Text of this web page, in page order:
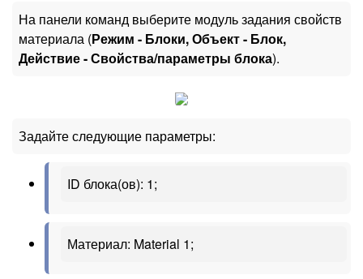
На панели команд выберите модуль задания свойств
материала (Режим - Блоки, Объект - Блок,
Действие - Свойства/параметры блока).
Задайте следующие параметры:
ID блока(ов): 1;
Материал: Material 1;